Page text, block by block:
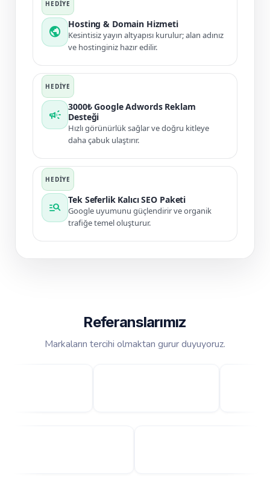
public
Hosting & Domain Hizmeti
Kesintisiz yayın altyapısı kurulur; alan adınız
ve hostinginiz hazır edilir.
campaign
3000₺ Google Adwords Reklam
Desteği
Hızlı görünürlük sağlar ve doğru kitleye
daha çabuk ulaştırır.
manage_search
Tek Seferlik Kalıcı SEO Paketi
Google uyumunu güçlendirir ve organik
trafiğe temel oluşturur.
Referanslarımız
Markaların tercihi olmaktan gurur duyuyoruz.